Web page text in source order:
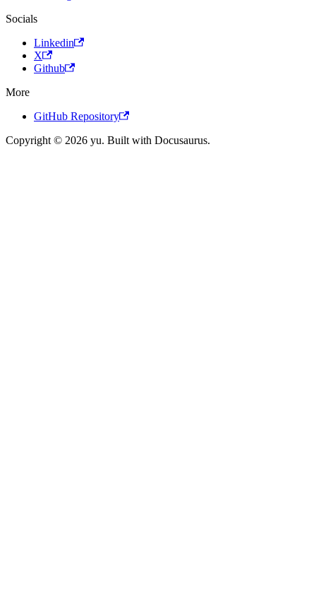
Socials
Linkedin
X
Github
More
GitHub Repository
Copyright © 2026 yu. Built with Docusaurus.